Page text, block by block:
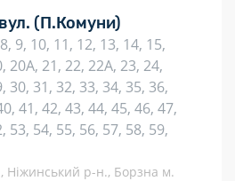
(П.Комуни)
9, 10, 11, 12, 13, 14, 15,
20А, 21, 22, 22А, 23, 24,
30, 31, 32, 33, 34, 35, 36,
41, 42, 43, 44, 45, 46, 47,
53, 54, 55, 56, 57, 58, 59,
Ніжинський р-н., Борзна м.